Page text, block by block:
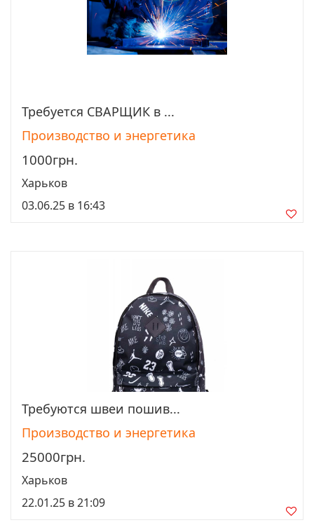
Просмотреть
Требуется СВАРЩИК в ...
Производство и энергетика
1000грн.
Харьков
03.06.25 в 16:43
Просмотреть
Требуются швеи пошив...
Производство и энергетика
25000грн.
Харьков
22.01.25 в 21:09